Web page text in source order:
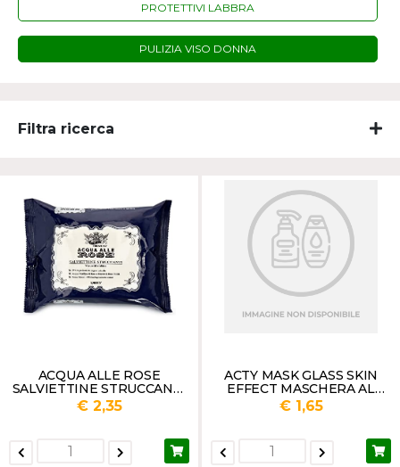
PROTETTIVI LABBRA
PULIZIA VISO DONNA
Filtra ricerca
ACQUA ALLE ROSE
SALVIETTINE STRUCCANTI
VISO CLASSICHE X20
€ 2,35
ACTY MASK GLASS SKIN
EFFECT MASCHERA AL
COLLAGENE
€ 1,65